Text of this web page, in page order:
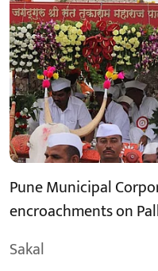
Pune Municipal
encroachments on
Sakal